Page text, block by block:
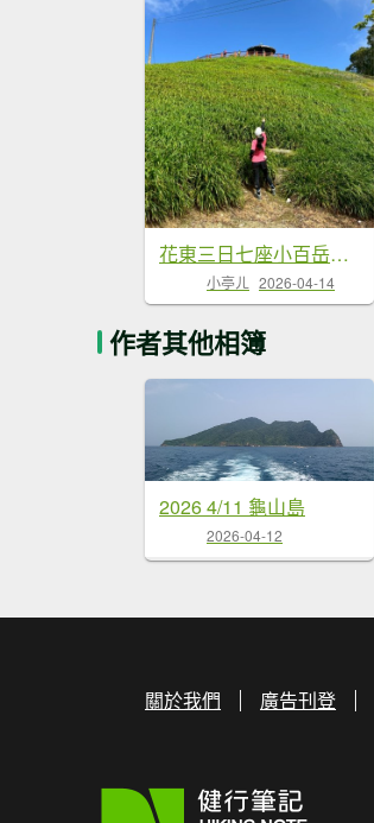
花東三日七座小百岳外加池上風情20260411-0413
小亭ㄦ 2026-04-14
作者其他相簿
2026 4/11 龜山島
2026-04-12
關於我們 廣告刊登